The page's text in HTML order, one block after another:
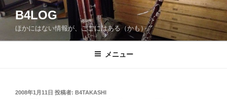
コ
ン
ン
B4LOG
ほかにはない情報が、ここにはある（かも）。
メニュー
投
2008年1月11日 投稿者: B4TAKASHI